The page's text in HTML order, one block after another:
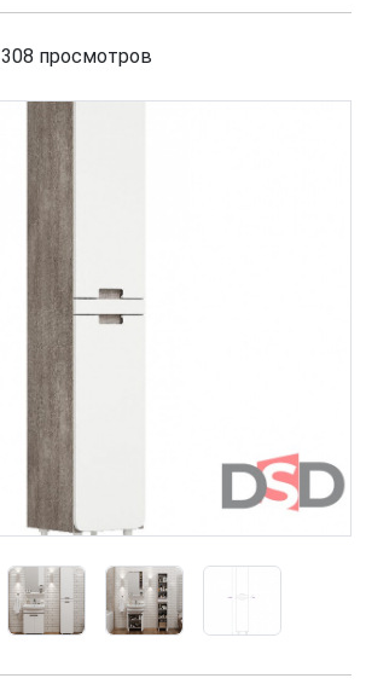
308 просмотров